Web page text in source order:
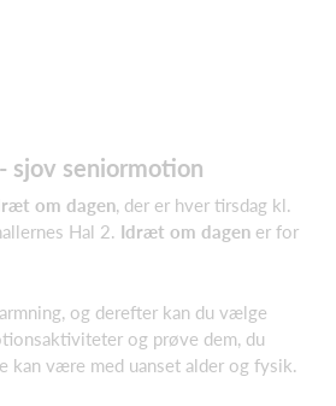
sjov seniormotion
om dagen, der er hver tirsdag kl.
Hal 2. Idræt om dagen er for
og derefter kan du vælge
og prøve dem, du
kan være med uanset alder og fysik.